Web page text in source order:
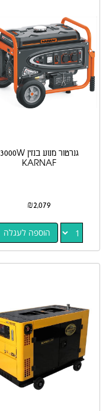
גנרטור מנוע בנזין 3000W
KARNAF
₪2,079
הוספה לעגלה